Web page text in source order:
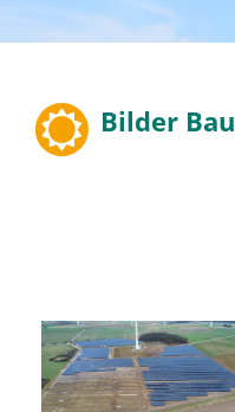
Bilder Bau